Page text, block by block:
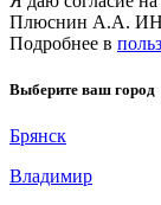
Плюснин А.А.
Подробнее в
Выберите ваш город
Брянск
Владимир